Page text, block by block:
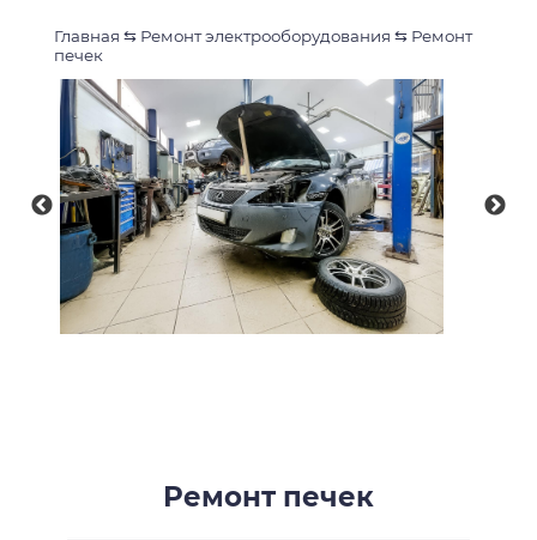
Главная ⇆ Ремонт электрооборудования ⇆ Ремонт
печек
Ремонт печек